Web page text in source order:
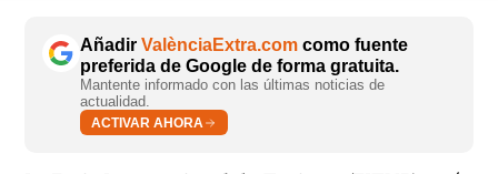
Añadir ValènciaExtra.com como fuente
preferida de Google de forma gratuita.
Mantente informado con las últimas noticias de
actualidad.
ACTIVAR AHORA